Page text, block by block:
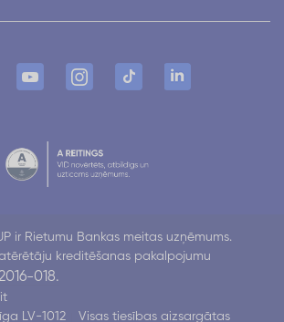
ir Rietumu Bankas meitas uzņēmums.
kreditēšanas pakalpojumu
018.
LV-1012
Visas tiesības aizsargātas